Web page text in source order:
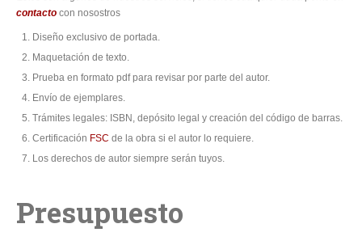
contacto con nosostros
Diseño exclusivo de portada.
Maquetación de texto.
Prueba en formato pdf para revisar por parte del autor.
Envío de ejemplares.
Trámites legales: ISBN, depósito legal y creación del código de barras.
Certificación FSC de la obra si el autor lo requiere.
Los derechos de autor siempre serán tuyos.
Presupuesto